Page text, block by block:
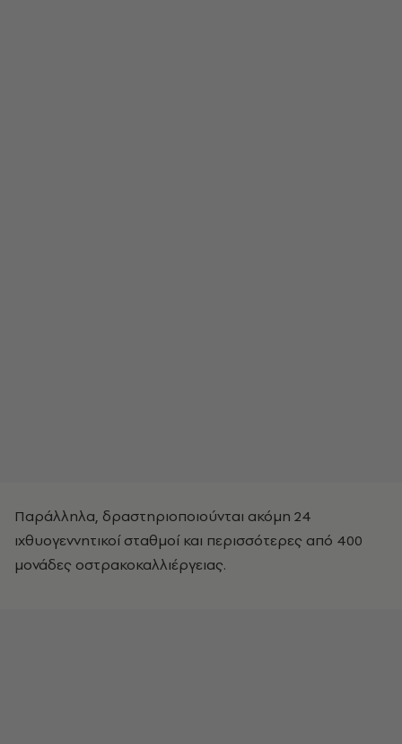
Παράλληλα, δραστηριοποιούνται ακόμη 24
ιχθυογεννητικοί σταθμοί και περισσότερες από 400
μονάδες οστρακοκαλλιέργειας.